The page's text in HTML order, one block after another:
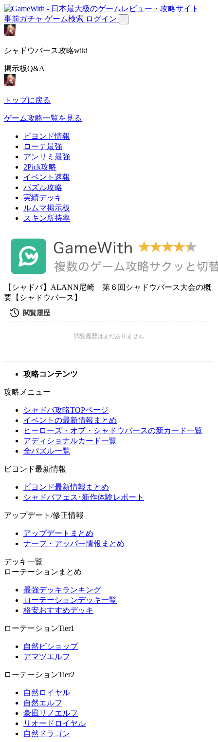
事前ガチャ ゲーム検索 ログイン
シャドウバース攻略wiki
掲示板Q&A
トップに戻る
ゲーム攻略一覧を見る
ビヨンド情報
ローテ最強
アンリミ最強
2Pick攻略
イベント速報
パズル攻略
実績デッキ
ルムマ掲示板
スキン所持率
【シャドバ】ALANN尼崎 第６回シャドウバース大会の概
要【シャドウバース】
攻略コンテンツ
攻略メニュー
シャドバ攻略TOPページ
イベントの最新情報まとめ
ヒーローズ・オブ・シャドウバースの新カード一覧
アディショナルカード一覧
全パズル一覧
ビヨンド最新情報
ビヨンド最新情報まとめ
シャドバフェス･新作体験レポート
アップデート/修正情報
アップデートまとめ
ナーフ・アッパー情報まとめ
デッキ一覧
ローテーションまとめ
最強デッキランキング
ローテーションデッキ一覧
格安おすすめデッキ
ローテーションTier1
自然ビショップ
アマツエルフ
ローテーションTier2
自然ロイヤル
自然エルフ
豪風リノエルフ
リオードロイヤル
自然ドラゴン